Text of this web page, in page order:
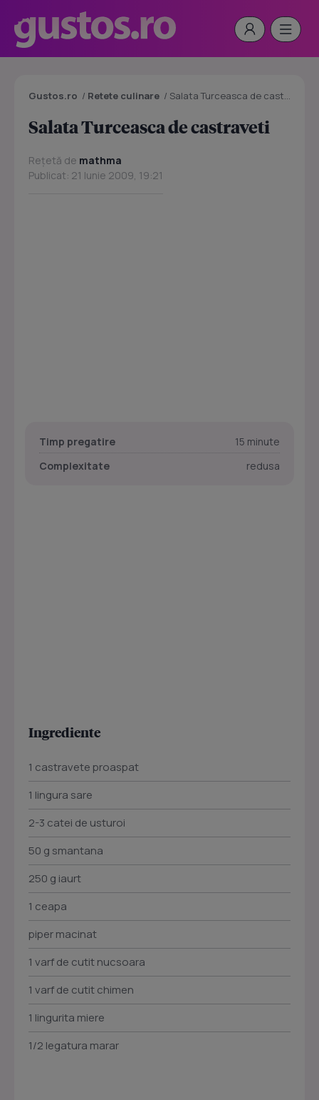
Gustos.ro / Retete culinare / Salata Turceasca de castraveti
Salata Turceasca de castraveti
Rețetă de mathma
Publicat: 21 Iunie 2009, 19:21
Timp pregatire
15 minute
Complexitate
redusa
Ingrediente
1 castravete proaspat
1 lingura sare
2-3 catei de usturoi
50 g smantana
250 g iaurt
1 ceapa
piper macinat
1 varf de cutit nucsoara
1 varf de cutit chimen
1 lingurita miere
1/2 legatura marar